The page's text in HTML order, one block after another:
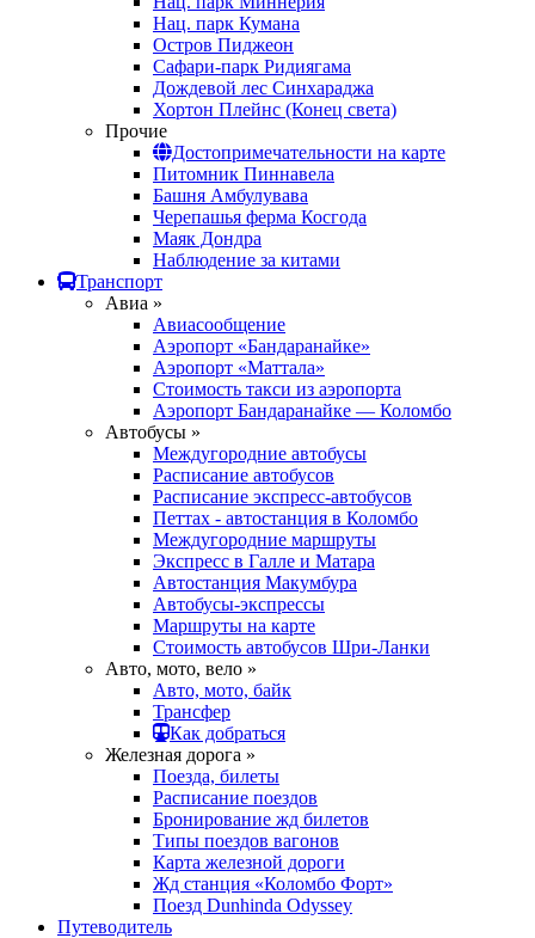
Нац. парк Кумана
Остров Пиджеон
Сафари-парк Ридиягама
Дождевой лес Синхараджа
Хортон Плейнс (Конец света)
Прочие
Достопримечательности на карте
Питомник Пиннавела
Башня Амбулувава
Черепашья ферма Косгода
Маяк Дондра
Наблюдение за китами
Транспорт
Авиа »
Авиасообщение
Аэропорт «Бандаранайке»
Аэропорт «Маттала»
Стоимость такси из аэропорта
Аэропорт Бандаранайке — Коломбо
Автобусы »
Междугородние автобусы
Расписание автобусов
Расписание экспресс-автобусов
Петтах - автостанция в Коломбо
Междугородние маршруты
Экспресс в Галле и Матара
Автостанция Макумбура
Автобусы-экспрессы
Маршруты на карте
Стоимость автобусов Шри-Ланки
Авто, мото, вело »
Авто, мото, байк
Трансфер
Как добраться
Железная дорога »
Поезда, билеты
Расписание поездов
Бронирование жд билетов
Типы поездов вагонов
Карта железной дороги
Жд станция «Коломбо Форт»
Поезд Dunhinda Odyssey
Путеводитель